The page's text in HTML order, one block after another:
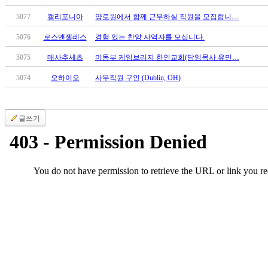
료
임
절
코
뉴
스
5077 캘리포니아 양로원에서 함께 근무하실 직원을 모집합니…
5076 로스앤젤레스 경험 있는 찬양 사역자를 모십니다.
5075 매사추세츠 미동부 케임브리지 한인교회(담임목사 유민…
5074 오하이오 사무직원 구인 (Dublin, OH)
글쓰기